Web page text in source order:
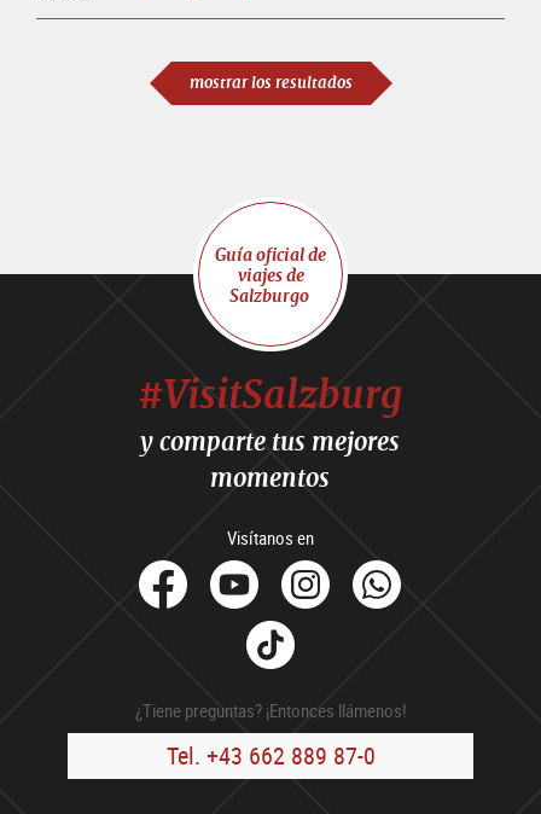
mostrar los resultados
Guía oficial de
viajes de
Salzburgo
#VisitSalzburg
y comparte tus mejores
momentos
Visítanos en
facebook
YoutubeInstagram
Tik
Tok
¿Tiene preguntas? ¡Entonces llámenos!
Tel. +43 662 889 87-0